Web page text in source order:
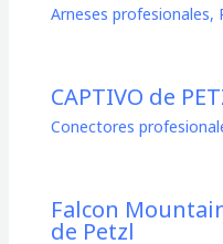
Arneses profesionales,
CAPTIVO de
Conectores
Falcon
de Petzl